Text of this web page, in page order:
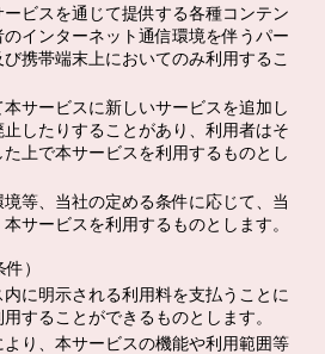
ビスを通じて提供する各種コンテン
インターネット通信環境を伴うパー
携帯端末上においてのみ利用するこ
サービスに新しいサービスを追加し
したりすることがあり、利用者はそ
上で本サービスを利用するものとし
等、当社の定める条件に応じて、当
サービスを利用するものとします。
）
に明示される利用料を支払うことに
することができるものとします。
り、本サービスの機能や利用範囲等